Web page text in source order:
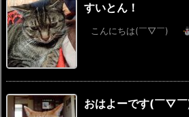
すいとん！
こんにちは(￣▽￣)
おはよーです(￣▽